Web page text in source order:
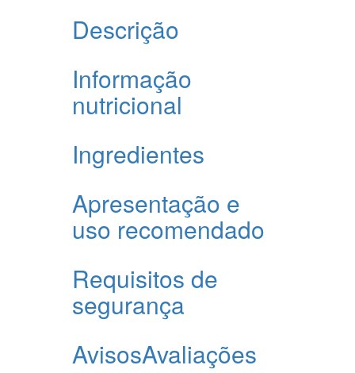
Descrição
Informação
nutricional
Ingredientes
Apresentação e
uso recomendado
Requisitos de
segurança
AvisosAvaliações